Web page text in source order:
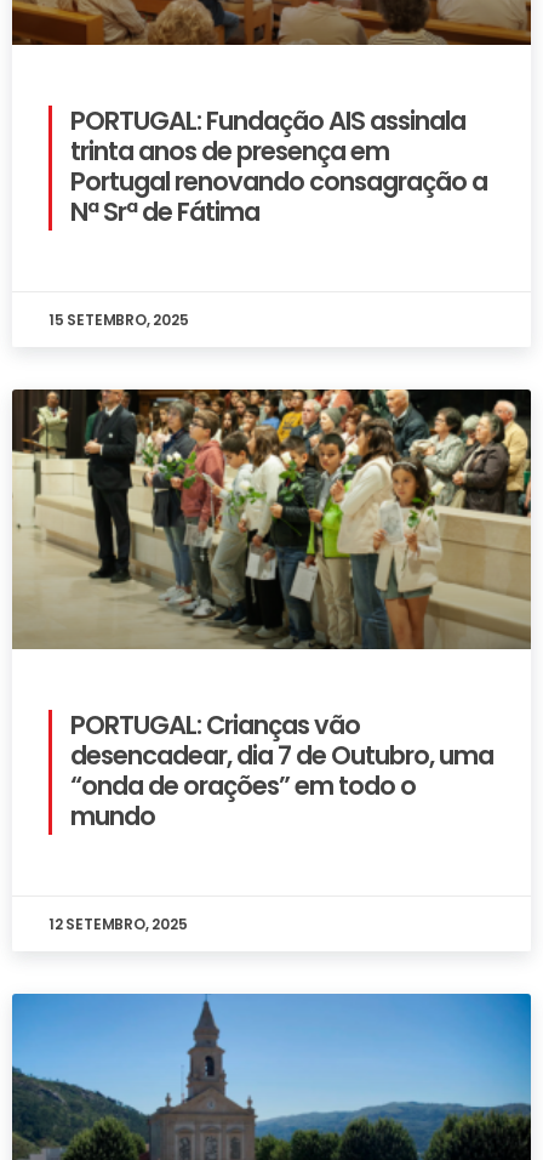
PORTUGAL: Fundação AIS assinala
trinta anos de presença em
Portugal renovando consagração a
Nª Srª de Fátima
15 SETEMBRO, 2025
PORTUGAL: Crianças vão
desencadear, dia 7 de Outubro, uma
“onda de orações” em todo o
mundo
12 SETEMBRO, 2025